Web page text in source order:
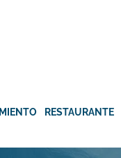
RESTAURANTE